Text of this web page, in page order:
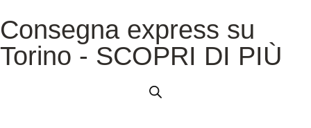
Consegna express su
Torino - SCOPRI DI PIÙ